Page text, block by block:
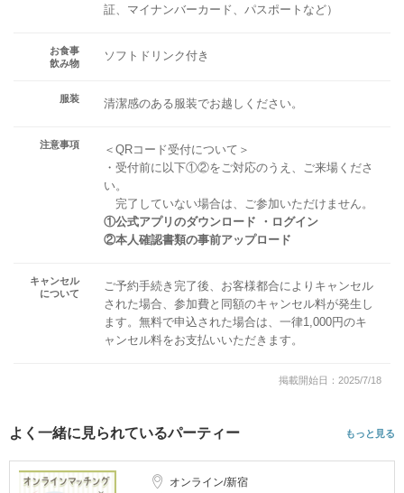
証、マイナンバーカード、パスポートなど）
お食事
飲み物
ソフトドリンク付き
服装 清潔感のある服装でお越しください。
注意事項
＜QRコード受付について＞
・受付前に以下①②をご対応のうえ、ご来場くださ
い。
完了していない場合は、ご参加いただけません。
①公式アプリのダウンロード ・ログイン
②本人確認書類の事前アップロード
キャンセル
について
ご予約手続き完了後、お客様都合によりキャンセル
された場合、参加費と同額のキャンセル料が発生し
ます。無料で申込された場合は、一律1,000円のキ
ャンセル料をお支払いいただきます。
掲載開始日：2025/7/18
よく一緒に見られているパーティー もっと見る
オンライン/新宿